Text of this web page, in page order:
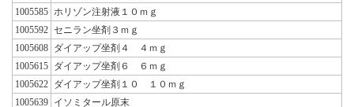
1005585 ホリゾン注射液１０ｍｇ
1005592 セニラン坐剤３ｍｇ
1005608 ダイアップ坐剤４ ４ｍｇ
1005615 ダイアップ坐剤６ ６ｍｇ
1005622 ダイアップ坐剤１０ １０ｍｇ
1005639 イソミタール原末